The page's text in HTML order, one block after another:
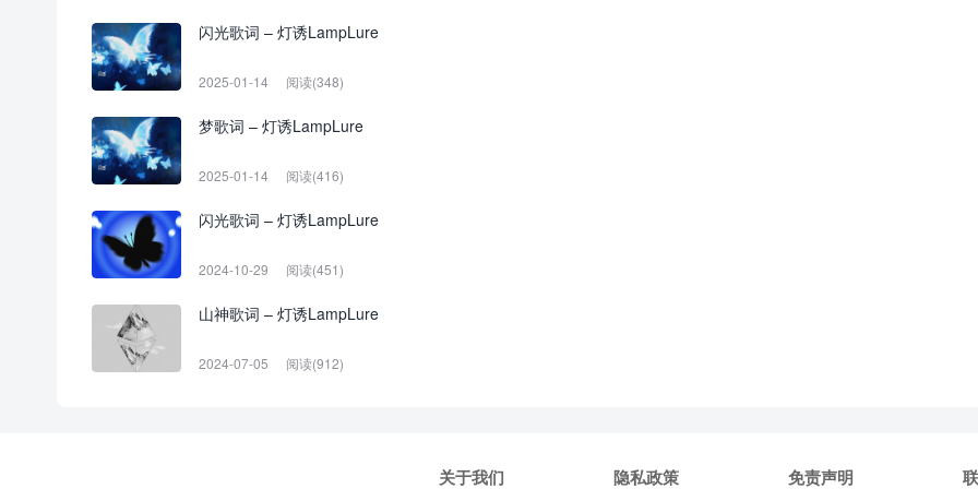
闪光歌词 – 灯诱LampLure
2025-01-14 阅读(348)
梦歌词 – 灯诱LampLure
2025-01-14 阅读(416)
闪光歌词 – 灯诱LampLure
2024-10-29 阅读(451)
山神歌词 – 灯诱LampLure
2024-07-05 阅读(912)
关于我们 隐私政策 免责声明